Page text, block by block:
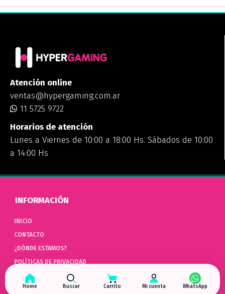
Atención online
ventas@hypergaming.com.ar
11 5725 9722
Horarios de atención
Lunes a Viernes de 10:00 a 18:00 Hs. Sábados de 10:00
a 14:00 Hs
INFORMACIÓN
INICIO
CONTACTO
¿DÓNDE ESTAMOS?
POLÍTICAS DE PRIVACIDAD
POLÍTICAS DE COOKIES
AYUDA
Home Buscar Carrito Mi cuenta